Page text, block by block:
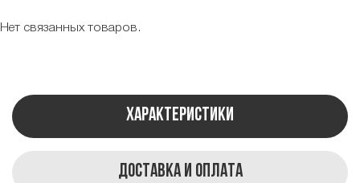
Нет связанных товаров.
Характеристики
Доставка и оплата